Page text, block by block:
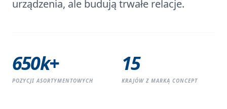
urządzenia, ale budują trwałe relacje.
650k+
POZYCJI ASORTYMENTOWYCH
15
KRAJÓW Z MARKĄ CONCEPT